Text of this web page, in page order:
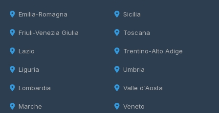
Emilia-Romagna
Friuli-Venezia Giulia
Lazio
Liguria
Lombardia
Marche
Sicilia
Toscana
Trentino-Alto Adige
Umbria
Valle d'Aosta
Veneto